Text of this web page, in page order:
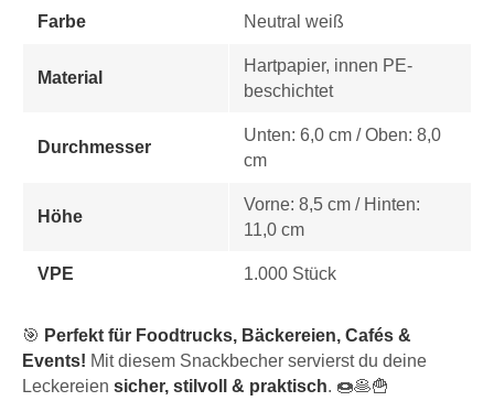
Farbe Neutral weiß
Material
Hartpapier, innen PE-
beschichtet
Durchmesser
Unten: 6,0 cm / Oben: 8,0
cm
Höhe
Vorne: 8,5 cm / Hinten:
11,0 cm
VPE 1.000 Stück
🎯 Perfekt für Foodtrucks, Bäckereien, Cafés &
Events! Mit diesem Snackbecher servierst du deine
Leckereien sicher, stilvoll & praktisch. 🍩🥞🍟